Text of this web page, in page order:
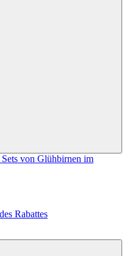
von Glühbirnen im
Rabattes